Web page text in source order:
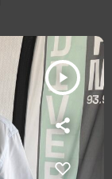
play_arrow